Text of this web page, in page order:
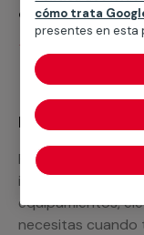
¿Qué incluye?
Recuerda que
Podemos ofrecer
incluyendo todo
equipamientos,
necesitas cuando
cómo trata
presentes en esta